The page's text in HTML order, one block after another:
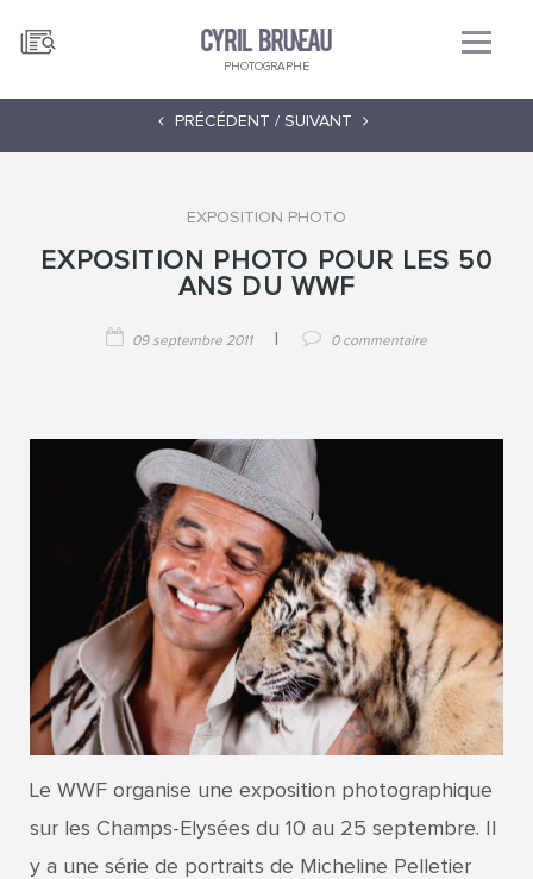
PHOTOGRAPHE
PRÉCÉDENT / SUIVANT
EXPOSITION PHOTO
EXPOSITION PHOTO POUR LES 50
ANS DU WWF
09 septembre 2011 0 commentaire
Le WWF organise une exposition photographique
sur les Champs-Elysées du 10 au 25 septembre. Il
y a une série de portraits de Micheline Pelletier